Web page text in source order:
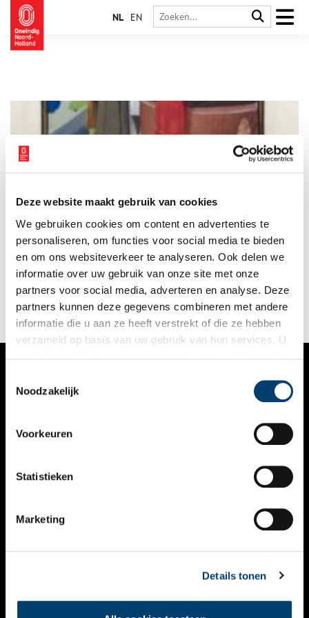
Deze website maakt gebruik van cookies
We gebruiken cookies om content en advertenties te
personaliseren, om functies voor social media te bieden
en om ons websiteverkeer te analyseren. Ook delen we
informatie over uw gebruik van onze site met onze
partners voor social media, adverteren en analyse. Deze
partners kunnen deze gegevens combineren met andere
informatie die u aan ze heeft verstrekt of die ze hebben
verzameld op basis van uw gebruik van hun services. U
Noodzakelijk
Voorkeuren
Statistieken
Marketing
Details tonen
NL EN
In de middeleeuwen werden kleurstoffen uit planten gebruikt
om gekleurd textiel te maken. Archeologische vondsten laten
zien dat al vanaf de bronstijd schapenwol werd geverfd. De
meest gebruikte kleuren waren blauw, rood, geel, bruin en
groen.
VERHALEN
KALENDER
THEMA’S
VIDEO’S
CONTACT